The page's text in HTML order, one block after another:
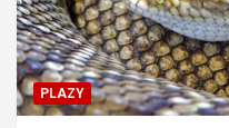
PLAZY